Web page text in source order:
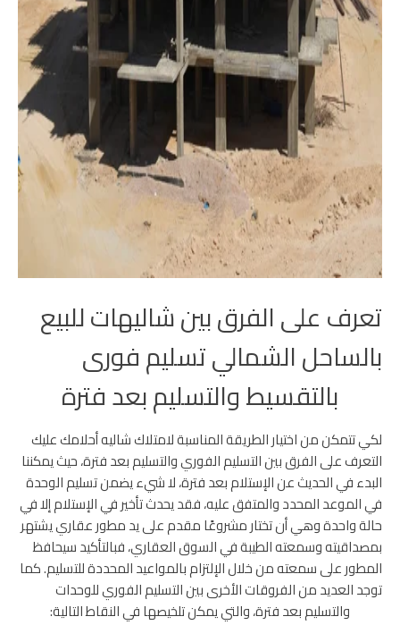
تعرف على الفرق بين شاليهات للبيع
بالساحل الشمالي تسليم فورى
بالتقسيط والتسليم بعد فترة
لكي تتمكن من اختيار الطريقة المناسبة لامتلاك شاليه أحلامك عليك
التعرف على الفرق بين التسليم الفوري والتسليم بعد فترة، حيث يمكننا
البدء في الحديث عن الإستلام بعد فترة، لا شيء يضمن تسليم الوحدة
في الموعد المحدد والمتفق عليه، فقد يحدث تأخير في الإستلام إلا في
حالة واحدة وهي أن تختار مشروعًا مقدم على يد مطور عقاري يشتهر
بمصداقيته وسمعته الطيبة في السوق العقاري، فبالتأكيد سيحافظ
المطور على سمعته من خلال الإلتزام بالمواعيد المحددة للتسليم.كما
توجد العديد من الفروقات الأخرى بين التسليم الفوري للوحدات
والتسليم بعد فترة، والتي يمكن تلخيصها في النقاط التالية: